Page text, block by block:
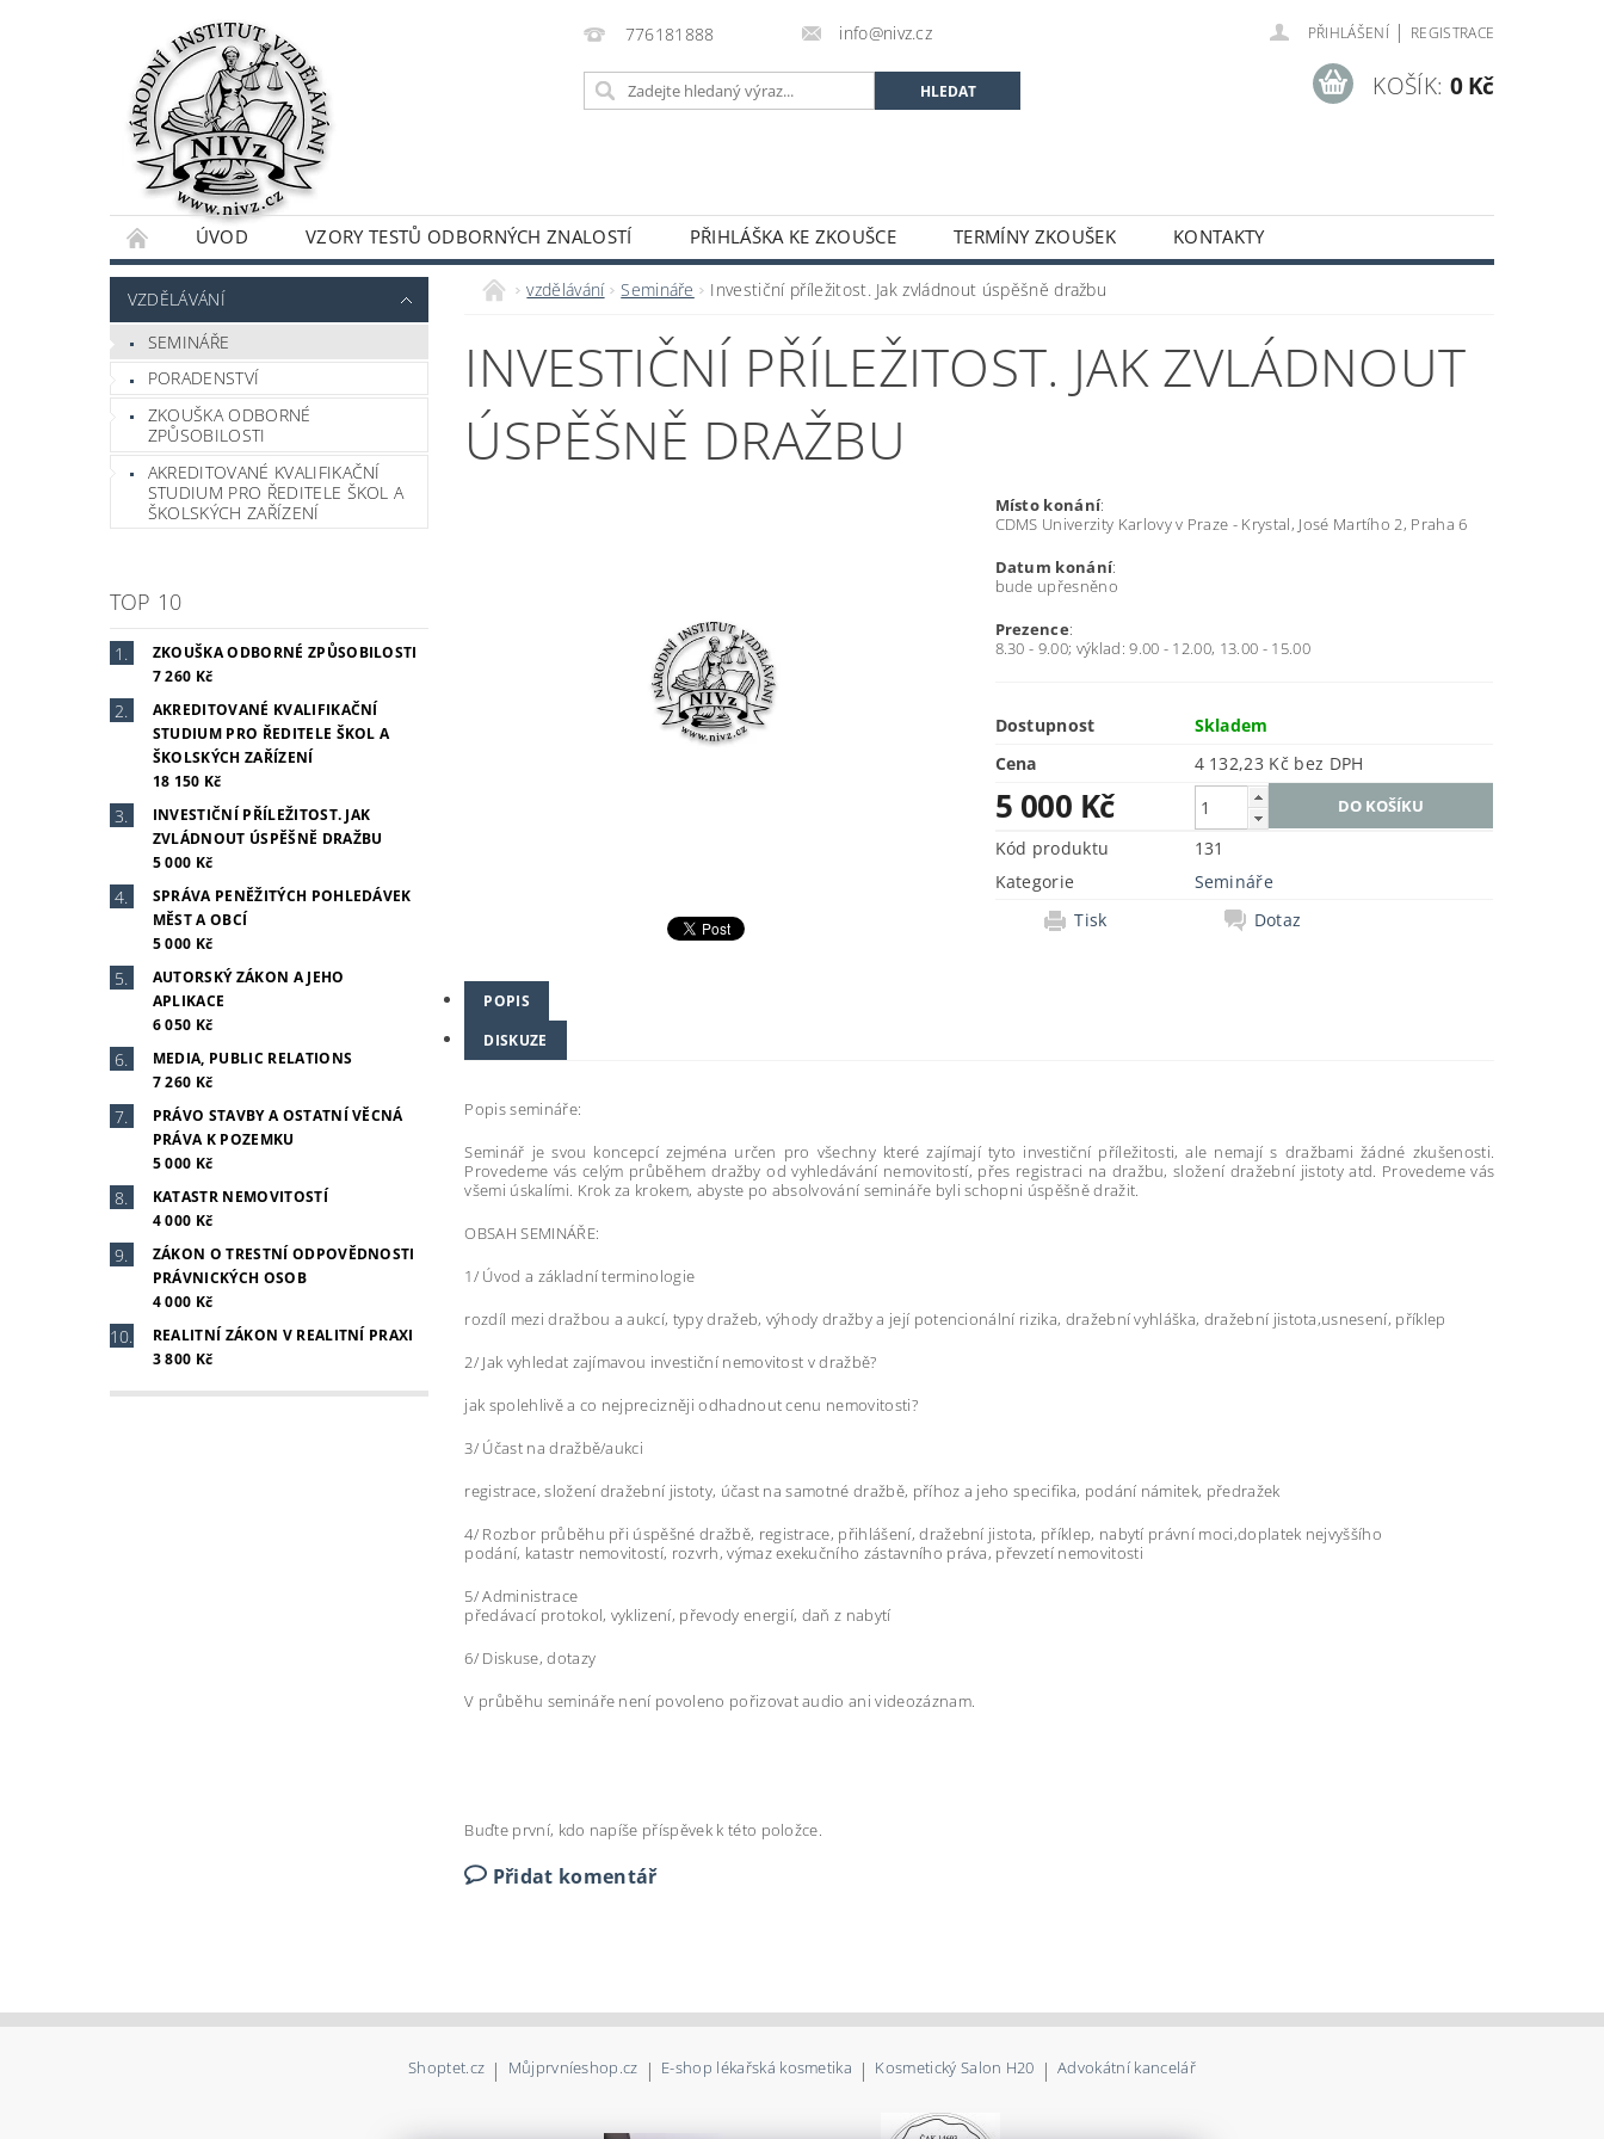
776181888 info@nivz.cz PŘIHLÁŠENÍ | REGISTRACE
KOŠÍK: 0 Kč
ÚVOD VZORY TESTŮ ODBORNÝCH ZNALOSTÍ PŘIHLÁŠKA KE ZKOUŠCE TERMÍNY ZKOUŠEK KONTAKTY
VZDĚLÁVÁNÍ
SEMINÁŘE
PORADENSTVÍ
ZKOUŠKA ODBORNÉ
ZPŮSOBILOSTI
AKREDITOVANÉ KVALIFIKAČNÍ
STUDIUM PRO ŘEDITELE ŠKOL A
ŠKOLSKÝCH ZAŘÍZENÍ
TOP 10
ZKOUŠKA ODBORNÉ ZPŮSOBILOSTI
7 260 Kč
AKREDITOVANÉ KVALIFIKAČNÍ
STUDIUM PRO ŘEDITELE ŠKOL A
ŠKOLSKÝCH ZAŘÍZENÍ
18 150 Kč
INVESTIČNÍ PŘÍLEŽITOST. JAK
ZVLÁDNOUT ÚSPĚŠNĚ DRAŽBU
5 000 Kč
SPRÁVA PENĚŽITÝCH POHLEDÁVEK
MĚST A OBCÍ
5 000 Kč
AUTORSKÝ ZÁKON A JEHO
APLIKACE
6 050 Kč
MEDIA, PUBLIC RELATIONS
7 260 Kč
PRÁVO STAVBY A OSTATNÍ VĚCNÁ
PRÁVA K POZEMKU
5 000 Kč
KATASTR NEMOVITOSTÍ
4 000 Kč
ZÁKON O TRESTNÍ ODPOVĚDNOSTI
PRÁVNICKÝCH OSOB
4 000 Kč
REALITNÍ ZÁKON V REALITNÍ PRAXI
3 800 Kč
vzdělávání Semináře Investiční příležitost. Jak zvládnout úspěšně dražbu
INVESTIČNÍ PŘÍLEŽITOST. JAK ZVLÁDNOUT
ÚSPĚŠNĚ DRAŽBU
Místo konání:
CDMS Univerzity Karlovy v Praze - Krystal, José Martího 2, Praha 6
Datum konání:
bude upřesněno
Prezence:
8.30 - 9.00; výklad: 9.00 - 12.00, 13.00 - 15.00
Dostupnost
Skladem
Cena
4 132,23 Kč bez DPH
5 000 Kč
Kód produktu
131
Kategorie
Semináře
Tisk
Dotaz
POPIS
DISKUZE
Popis semináře:
Seminář je svou koncepcí zejména určen pro všechny které zajímají tyto investiční příležitosti, ale nemají s dražbami žádné zkušenosti.
Provedeme vás celým průběhem dražby od vyhledávání nemovitostí, přes registraci na dražbu, složení dražební jistoty atd. Provedeme vás
všemi úskalími. Krok za krokem, abyste po absolvování semináře byli schopni úspěšně dražit.
OBSAH SEMINÁŘE:
1/ Úvod a základní terminologie
rozdíl mezi dražbou a aukcí, typy dražeb, výhody dražby a její potencionální rizika, dražební vyhláška, dražební jistota,usnesení, příklep
2/ Jak vyhledat zajímavou investiční nemovitost v dražbě?
jak spolehlivě a co nejprecizněji odhadnout cenu nemovitosti?
3/ Účast na dražbě/aukci
registrace, složení dražební jistoty, účast na samotné dražbě, příhoz a jeho specifika, podání námitek, předražek
4/ Rozbor průběhu při úspěšné dražbě, registrace, přihlášení, dražební jistota, příklep, nabytí právní moci,doplatek nejvyššího
podání, katastr nemovitostí, rozvrh, výmaz exekučního zástavního práva, převzetí nemovitosti
5/ Administrace
předávací protokol, vyklizení, převody energií, daň z nabytí
6/ Diskuse, dotazy
V průběhu semináře není povoleno pořizovat audio ani videozáznam.
Buďte první, kdo napíše příspěvek k této položce.
Přidat komentář
Shoptet.cz | Můjprvníeshop.cz | E-shop lékařská kosmetika | Kosmetický Salon H20 | Advokátní kancelář